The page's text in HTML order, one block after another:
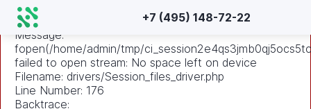
A PHP Error was encountered
Severity: Warning
Message:
fopen(/home/admin/tmp/
failed to open stream: No space left on device
Filename: drivers/Session_files_driver.php
Line Number: 176
Backtrace:
+7 (495) 148-72-22